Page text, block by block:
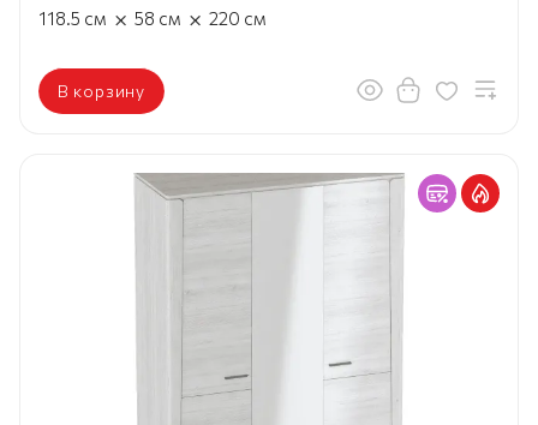
118.5 см × 58 см × 220 см
В корзину